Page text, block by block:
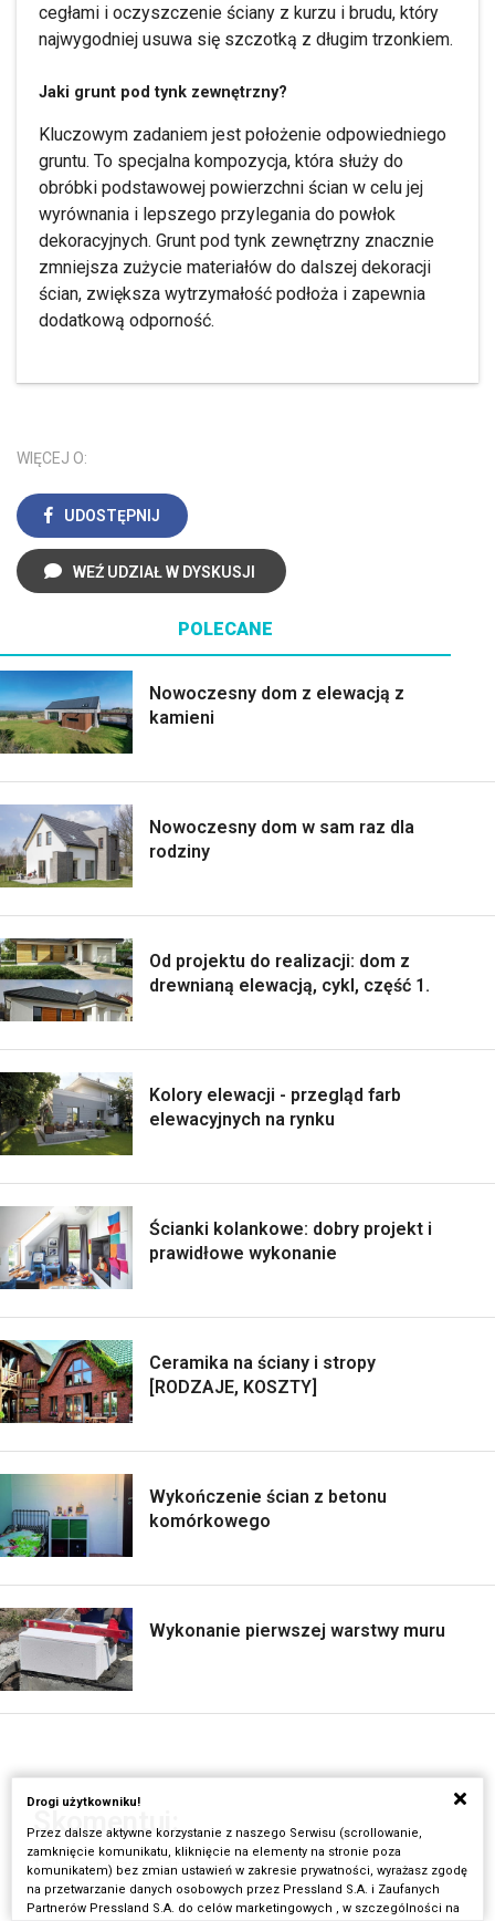
cegłami i oczyszczenie ściany z kurzu i brudu, który
najwygodniej usuwa się szczotką z długim trzonkiem.
Jaki grunt pod tynk zewnętrzny?
Kluczowym zadaniem jest położenie odpowiedniego
gruntu. To specjalna kompozycja, która służy do
obróbki podstawowej powierzchni ścian w celu jej
wyrównania i lepszego przylegania do powłok
dekoracyjnych. Grunt pod tynk zewnętrzny znacznie
zmniejsza zużycie materiałów do dalszej dekoracji
ścian, zwiększa wytrzymałość podłoża i zapewnia
dodatkową odporność.
WIĘCEJ O:
UDOSTĘPNIJ
WEŹ UDZIAŁ W DYSKUSJI
POLECANE
Nowoczesny dom z elewacją z
kamieni
Nowoczesny dom w sam raz dla
rodziny
Od projektu do realizacji: dom z
drewnianą elewacją, cykl, część 1.
Kolory elewacji - przegląd farb
elewacyjnych na rynku
Ścianki kolankowe: dobry projekt i
prawidłowe wykonanie
Ceramika na ściany i stropy
[RODZAJE, KOSZTY]
Wykończenie ścian z betonu
komórkowego
Wykonanie pierwszej warstwy muru
Skomentuj:
Tynki zewnętrzne: rodzaje, właściwości, ceny
Drogi użytkowniku!
Przez dalsze aktywne korzystanie z naszego Serwisu (scrollowanie,
zamknięcie komunikatu, kliknięcie na elementy na stronie poza
komunikatem) bez zmian ustawień w zakresie prywatności, wyrażasz zgodę
na przetwarzanie danych osobowych przez Pressland S.A. i Zaufanych
Partnerów Pressland S.A. do celów marketingowych , w szczególności na